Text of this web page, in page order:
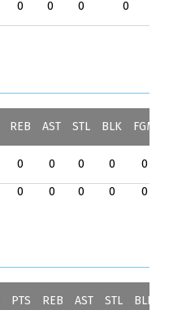
0 0 0 0
REB AST STL BLK FGM
0 0 0 0
0
0 0 0 0 0
PTS REB AST STL BLK